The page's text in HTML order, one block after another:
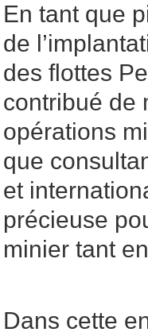
En tant que
de
des flottes
contribué de
opérations
que
et
précieuse
minier tant
Dans cette